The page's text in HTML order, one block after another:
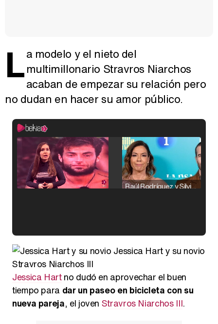
La modelo y el nieto del
multimillonario Stravros Niarchos
acaban de empezar su relación pero
no dudan en hacer su amor público.
Raúl Rodríguez y Silvia Taulés nos cuentan su papel en 'La familia de la tele'
Jessica Hart y su novio
Stravros Niarchos III
Jessica Hartno dudó en aprovechar el buen
tiempo para dar un paseo en bicicleta con su
nueva pareja, el joven Stravros Niarchos III.